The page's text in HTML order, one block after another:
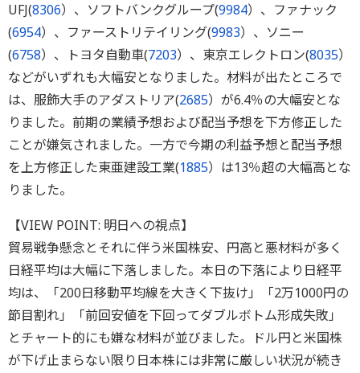
UFJ(8306）、ソフトバンクグループ(9984）、ファナック
(6954）、ファーストリテイリング(9983）、ソニー
(6758）、トヨタ自動車(7203）、東京エレクトロン(8035）
などがいずれも大幅安となりました。材料が出たところで
は、服飾大手のアダストリア(2685）が6.4％の大幅安とな
りました。前期の業績予想および配当予想を下方修正した
ことが嫌気されました。一方で今期の利益予想と配当予想
を上方修正した東亜建設工業(1885）は13％超の大幅高とな
りました。
【VIEW POINT: 明日への視点】
貿易戦争懸念とそれに伴う米国株安、円高と悪材料が多く
日経平均は大幅に下落しました。本日の下落により日経平
均は、「200日移動平均線を大きく下抜け」「2万1000円の
節目割れ」「前回安値を下回ってダブルボトム形成失敗」
とチャート的にも嫌な材料が並びました。ドル円と米国株
が下げ止まらない限り日本株には非常に厳しい状況が続き